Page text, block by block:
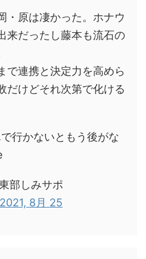
・原は凄かった。ホナウ
来だったし藤本も流石の
で連携と決定力を高めら
だけどそれ次第で化ける
行かないともう後がな
部しみサポ
2021, 8月 25